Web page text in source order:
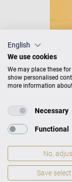
Связь
при
English
We use cookies
We may place these
show personalised
more information
Necessary
Functional
No,
Save